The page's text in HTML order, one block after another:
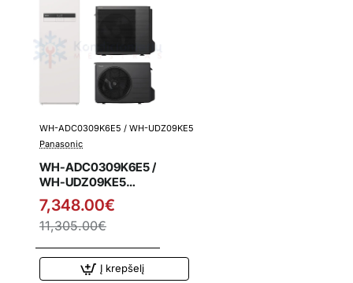
Išpardavimas
WH-ADC0309K6E5 / WH-UDZ09KE5
Panasonic
WH-ADC0309K6E5 /
WH-UDZ09KE5
Panasonic K kartos
9.0 kW oras-vanduo
šilumos siurblys su
talpa
7,348.00€
11,305.00€
Į krepšelį